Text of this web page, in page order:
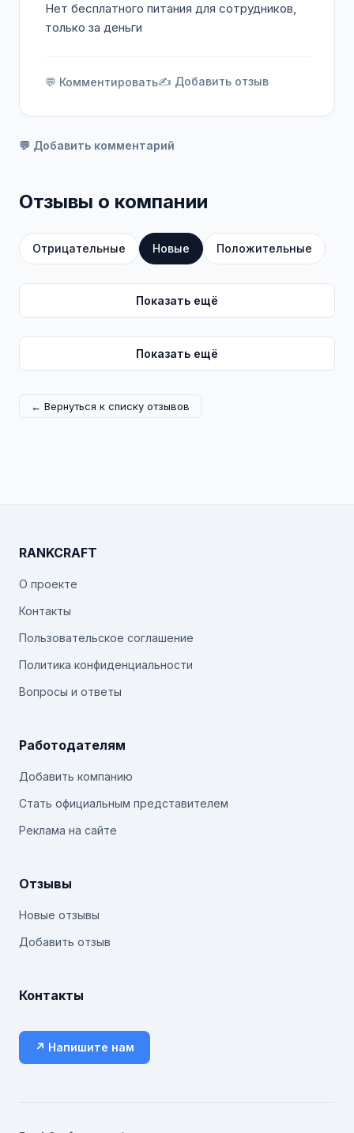
Нет бесплатного питания для сотрудников,
только за деньги
💬 Комментировать✍️ Добавить отзыв
💬 Добавить комментарий
Отзывы о компании
Отрицательные Новые Положительные
Показать ещё
Показать ещё
← Вернуться к списку отзывов
RANKCRAFT
О проекте
Контакты
Пользовательское соглашение
Политика конфиденциальности
Вопросы и ответы
Работодателям
Добавить компанию
Стать официальным представителем
Реклама на сайте
Отзывы
Новые отзывы
Добавить отзыв
Контакты
↗ Напишите нам